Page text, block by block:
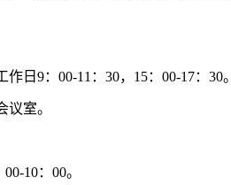
日9：00-11：30，15：00-17：30。
室。
10：00。